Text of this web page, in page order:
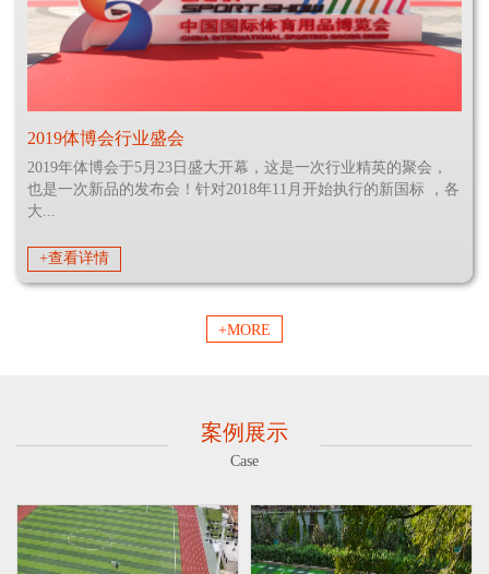
2019体博会行业盛会
2019年体博会于5月23日盛大开幕，这是一次行业精英的聚会，
也是一次新品的发布会！针对2018年11月开始执行的新国标 ，各
大...
+查看详情
+MORE
案例展示
Case